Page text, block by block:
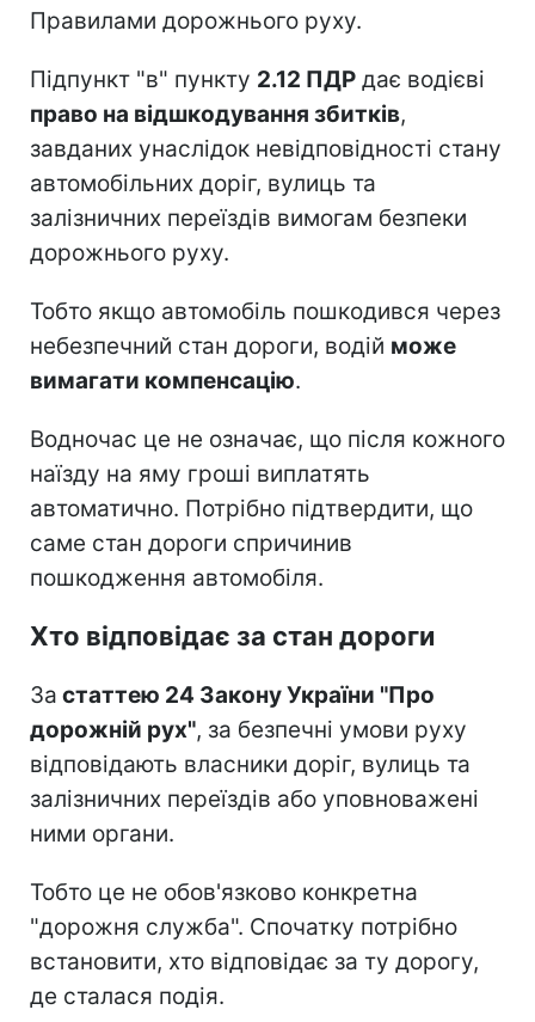
Правилами дорожнього руху.
Підпункт "в" пункту 2.12 ПДР дає водієві
право на відшкодування збитків,
завданих унаслідок невідповідності стану
автомобільних доріг, вулиць та
залізничних переїздів вимогам безпеки
дорожнього руху.
Тобто якщо автомобіль пошкодився через
небезпечний стан дороги, водій може
вимагати компенсацію.
Водночас це не означає, що після кожного
наїзду на яму гроші виплатять
автоматично. Потрібно підтвердити, що
саме стан дороги спричинив
пошкодження автомобіля.
Хто відповідає за стан дороги
За статтею 24 Закону України "Про
дорожній рух", за безпечні умови руху
відповідають власники доріг, вулиць та
залізничних переїздів або уповноважені
ними органи.
Тобто це не обов'язково конкретна
"дорожня служба". Спочатку потрібно
встановити, хто відповідає за ту дорогу,
де сталася подія.